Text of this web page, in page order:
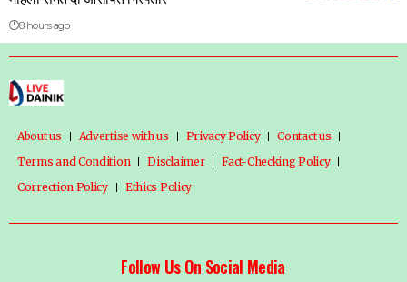
8 hours ago
About us Advertise with us Privacy Policy
Contact us
Terms and Condition
Disclaimer
Fact-Checking Policy
Correction Policy
Ethics Policy
Follow Us On Social Media